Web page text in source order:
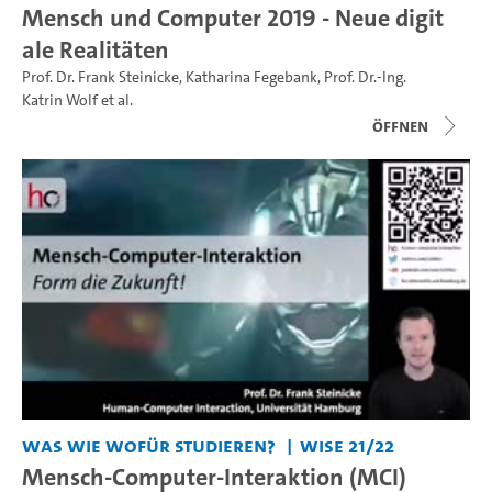
Mensch und Computer 2019 - Neue digit
ale Realitäten
Prof. Dr. Frank Steinicke, Katharina Fegebank, Prof. Dr.-Ing.
Katrin Wolfet al.
Öffnen
Was wie wofür studieren? WiSe 21/22
Mensch-Computer-Interaktion (MCI)